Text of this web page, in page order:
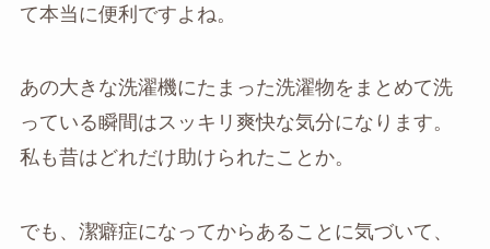
て本当に便利ですよね。
あの大きな洗濯機にたまった洗濯物をまとめて洗
っている瞬間はスッキリ爽快な気分になります。
私も昔はどれだけ助けられたことか。
でも、潔癖症になってからあることに気づいて、